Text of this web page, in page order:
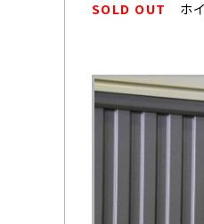
SOLD OUT ホ